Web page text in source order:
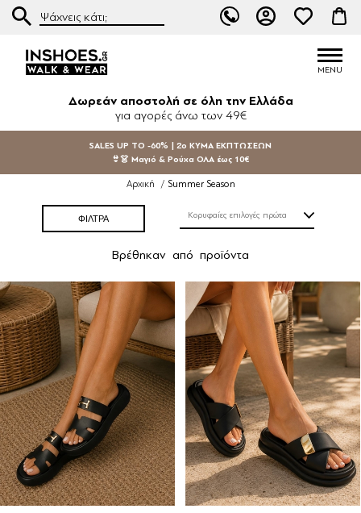
Δωρεάν αποστολή σε όλη την Ελλάδα
για αγορές άνω των 49€
SALES UP TO -60% | 2ο ΚΥΜΑ ΕΚΠΤΩΣΕΩΝ
👙👗 Μαγιό & Ρούχα ΟΛΑ έως 10€
Αρχική / Summer Season
ΦΙΛΤΡΑ
Βρέθηκαν από προϊόντα